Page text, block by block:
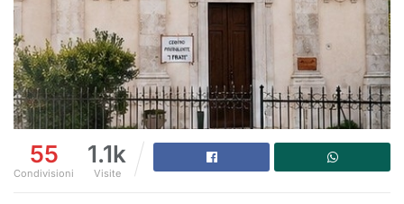
55
Condivisioni
1.1k
Visite